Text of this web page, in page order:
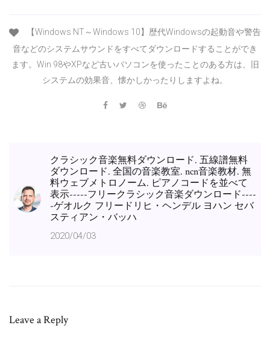
【Windows NT～Windows 10】歴代Windowsの起動音や警告
音などのシステムサウンドをすべてダウンロードすることができ
ます。Win 98やXPなど古いパソコンを使ったことのある方は、旧
システムの効果音、懐かしかったりしますよね。
クラシック音楽無料ダウンロード. 五線譜無料
ダウンロード. 全国の音楽教室. ncn音楽教材. 無
料ウェブメトロノーム. ピアノコードを並べて
表示-----フリークラシック音楽ダウンロード----
-ゲオルク フリードリヒ・ヘンデル ヨハン セバ
スティアン・バッハ
2020/04/03
Leave a Reply